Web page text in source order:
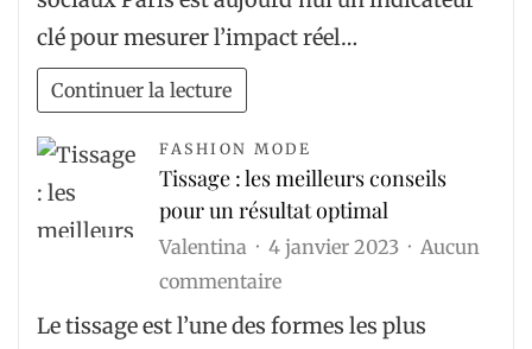
Paris
?
clé pour mesurer l’impact réel…
Continuer la lecture
FASHION MODE
Tissage : les meilleurs conseils
pour un résultat optimal
Valentina 4 janvier 2023
Aucun
commentairesur
Tissage
Le tissage est l’une des formes les plus